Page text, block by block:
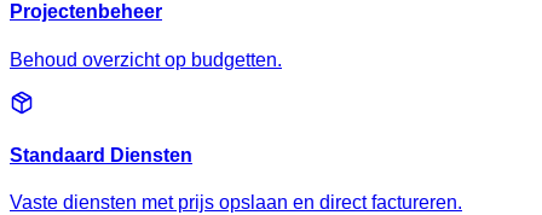
Projectenbeheer
Behoud overzicht op budgetten.
Standaard Diensten
Vaste diensten met prijs opslaan en direct factureren.